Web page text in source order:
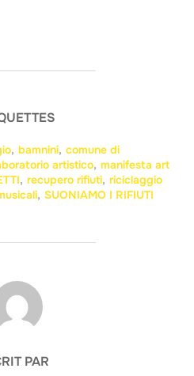
, bamnini, comune di
artistico, manifesta art
, recupero rifiuti, riciclaggio
, SUONIAMO I RIFIUTI
LA PUBLICATION
PAR